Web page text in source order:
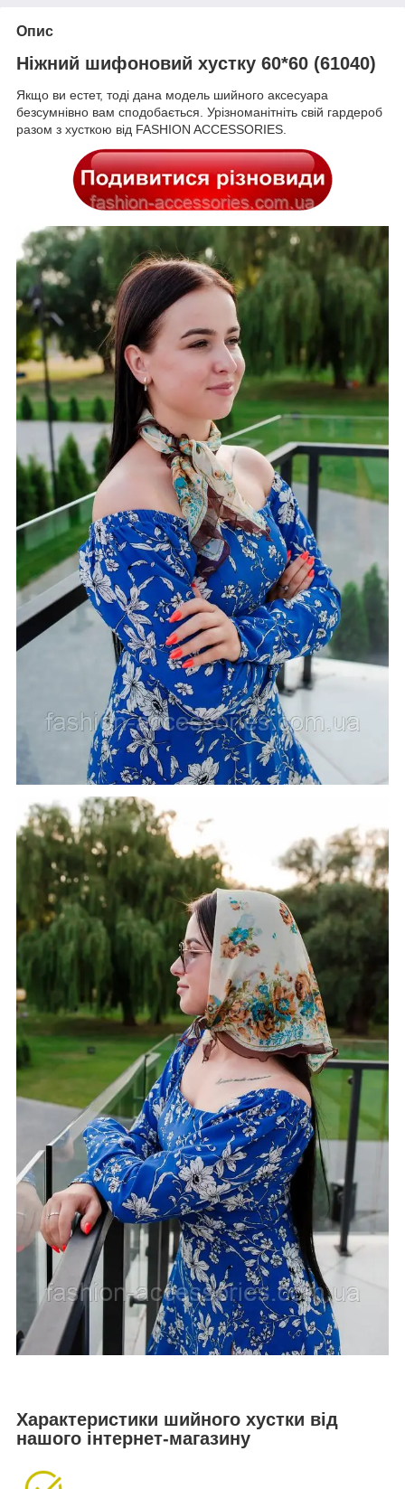
Опис
Ніжний шифоновий хустку 60*60 (61040)
Якщо ви естет, тоді дана модель шийного аксесуара
безсумнівно вам сподобається. Урізноманітніть свій гардероб
разом з хусткою від FASHION ACCESSORIES.
Характеристики шийного хустки від
нашого інтернет-магазину